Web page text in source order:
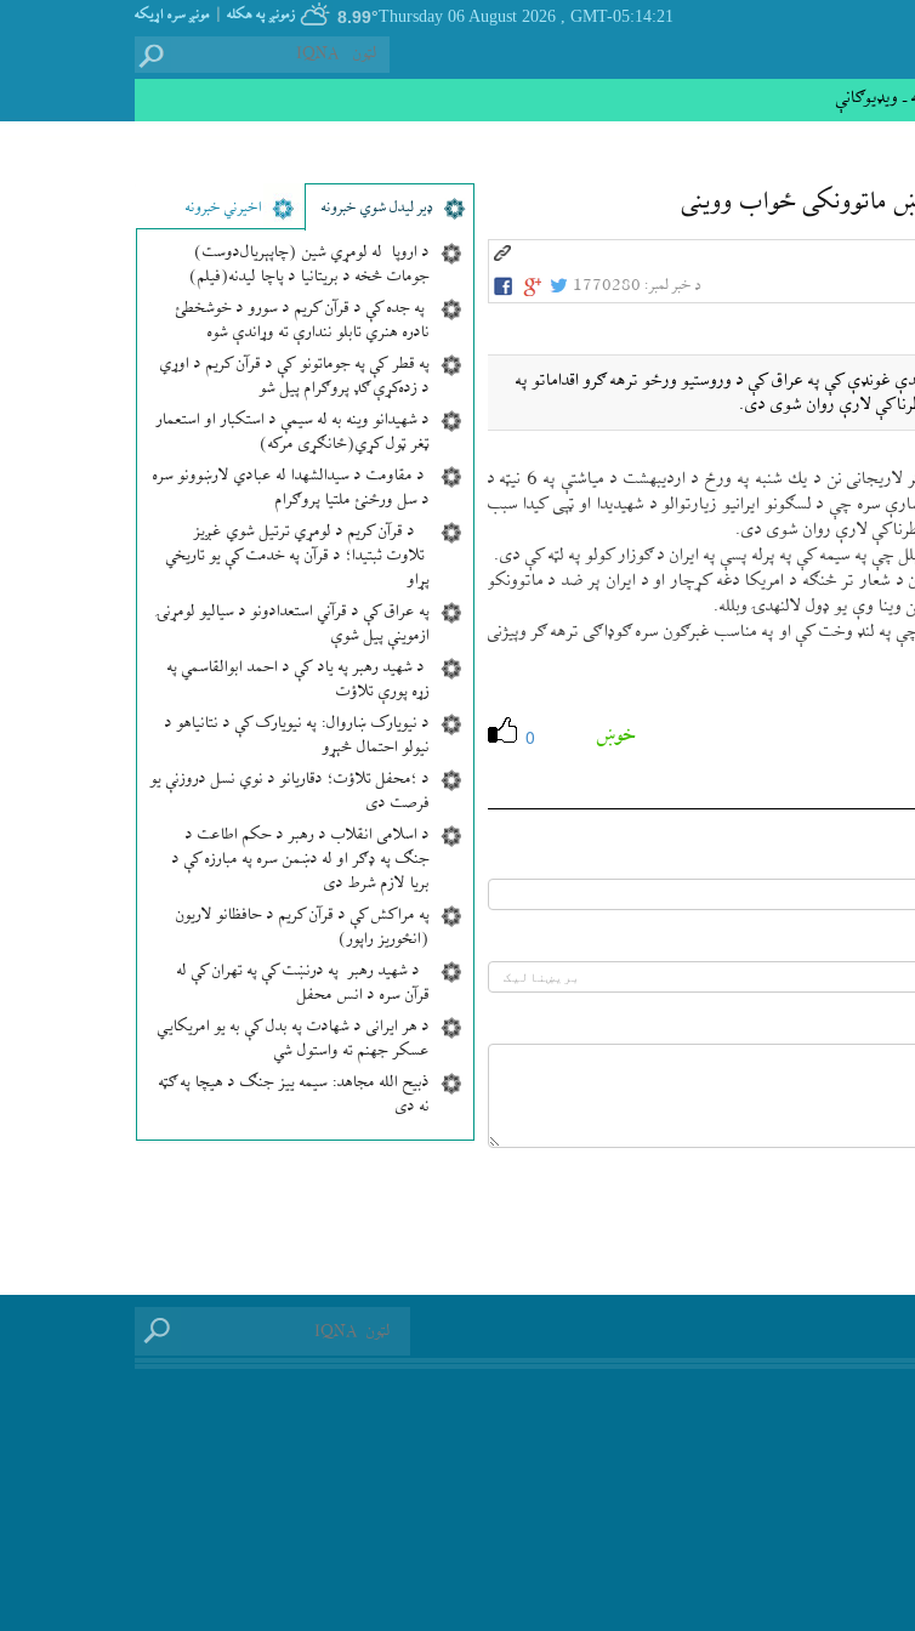
مونږ سره اړيکه | زمونږ په هکله 8.99° GMT-05:14:21
, Thursday 06 August 2026
ـ ویډیوګانې
ډير لیدل شوي خبرونه اخیرني خبرونه
د اروپا له لومړي شین (چاپېریال‌دوست)
جومات څخه د بریتانیا د پاچا لیدنه(فیلم)
په جده کې د قرآن کریم د سورو د خوشخطئ
نادره هنري تابلو نندارې ته وړاندې شوه
په قطر کې په جوماتونو کې د قرآن کریم د اوړي
د زده‌کړې ګډ پروګرام پیل شو
د شهیدانو وینه به له سیمې د استکبار او استعمار
ټغر ټول کړي(ځانګړی مرکه)
د مقاومت د سیدالشهدا له عبادي لارښوونو سره
د سل ورځنئ ملتیا پروګرام
د قرآن کریم د لومړي ترتیل شوي غږیز
تلاوت ثبتیدا؛ د قرآن په خدمت کې یو تاریخي
پړاو
په عراق کې د قرآني استعدادونو د سیالیو لومړنۍ
ازموینې پیل شوې
د شهید رهبر په یاد کې د احمد ابوالقاسمي په
زړه پورې تلاؤت
د نیویارک ښاروال: په نیویارک کې د نتانیاهو د
نیولو احتمال څېړو
د ؛محفل تلاؤت؛ دقاریانو د نوي نسل دروزنې یو
فرصت دی
د اسلامی انقلاب د رهبر د حکم اطاعت د
جنګ په ډګر او له دښمن سره په مبارزه کې د
بریا لازم شرط دی
په مراکش کې د قرآن کریم د حافظانو لاریون
(انځوریز راپور)
د شهید رهبر په درنښت کې په تهران کې له
قرآن سره د انس محفل
د هر ایرانی د شهادت په بدل کې به یو امریکایي
عسکر جهنم ته واستول شي
ذبیح الله مجاهد: سیمه ییز جنګ د هیچا په ګټه
نه دی
ماتوونكی ځواب ووينی
د خبر لمبر: 1770280
غونډې كې په عراق كې د وروستيو ورځو ترهه ګرو اقداماتو په
لارې روان شوی دی.
د ايران د قرانی خبری اژانس (ايكنا) د يو راپور پر اساس، د ايران د اسلامی شورا مشر ډاكټر لاريجانی نن د يك شنبه په ورځ د ارديبهشت د مياشتې په 6 نیټه د
سره چې د لسګونو ايرانيو زيارتوالو د شهيديدا او ټپی كيدا سبب
لارې روان شوی دی.
چې په سيمه كې په پرله پسې په ايران د ګوزار كولو په لټه كې دی.
د شعار تر څنګه د امريكا دغه كړچار او د ايران پر ضد د ماتوونكو
وينا وې يو ډول لالنهدۍ وبلله.
په لنډ وخت كې او په مناسب غبرګون سره ګوډاګی ترهه ګر وپيژنی
0 خوښ